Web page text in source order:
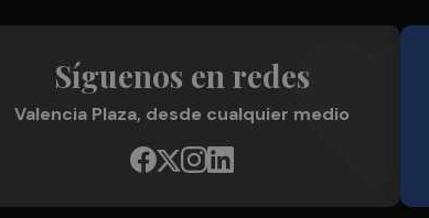
Síguenos en redes
Valencia Plaza, desde cualquier medio